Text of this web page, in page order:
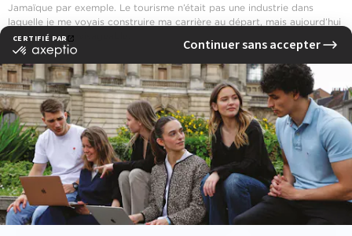
Jamaïque par exemple. Le tourisme n’était pas une industrie dans
laquelle je me voyais construire ma carrière au départ, mais aujourd’hui
c’est plus qu’envisageable.
‹ Previous news Next news ›
See other news